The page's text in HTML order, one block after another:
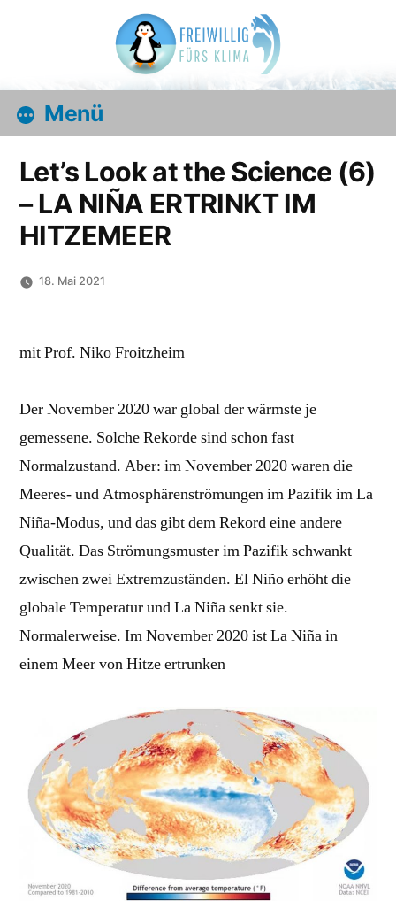
springen
Let’s Look at the Science (6)
– LA NIÑA ERTRINKT IM
HITZEMEER
18. Mai 2021
mit Prof. Niko Froitzheim
Der November 2020 war global der wärmste je
gemessene. Solche Rekorde sind schon fast
Normalzustand. Aber: im November 2020 waren die
Meeres- und Atmosphärenströmungen im Pazifik im La
Niña-Modus, und das gibt dem Rekord eine andere
Qualität. Das Strömungsmuster im Pazifik schwankt
zwischen zwei Extremzuständen. El Niño erhöht die
globale Temperatur und La Niña senkt sie.
Normalerweise. Im November 2020 ist La Niña in
einem Meer von Hitze ertrunken